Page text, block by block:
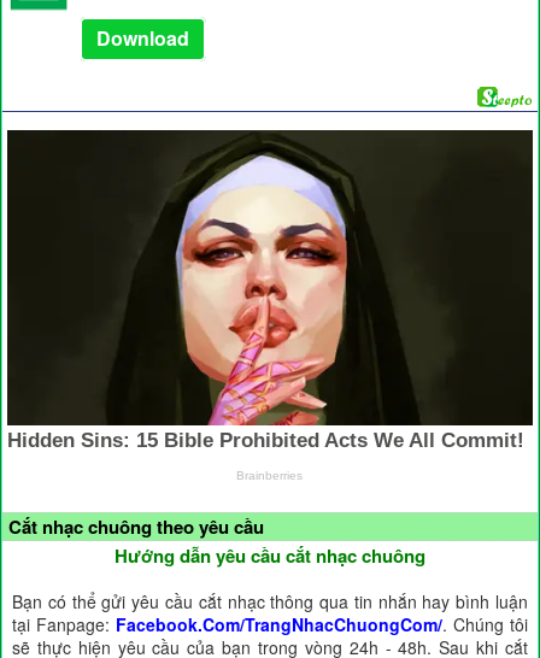
Download
Cắt nhạc chuông theo yêu cầu
Hướng dẫn yêu cầu cắt nhạc chuông
Bạn có thể gửi yêu cầu cắt nhạc thông qua tin nhắn hay bình luận
tại Fanpage: Facebook.Com/TrangNhacChuongCom/. Chúng tôi
sẽ thực hiện yêu cầu của bạn trong vòng 24h - 48h. Sau khi cắt